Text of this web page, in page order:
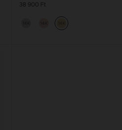
38 900 Ft